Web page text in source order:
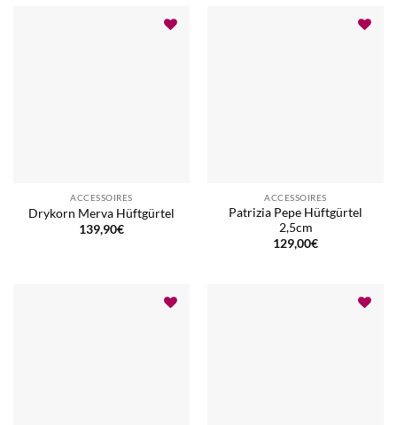
ACCESSOIRES
Drykorn Merva Hüftgürtel
139,90€
ACCESSOIRES
Patrizia Pepe Hüftgürtel
2,5cm
129,00€